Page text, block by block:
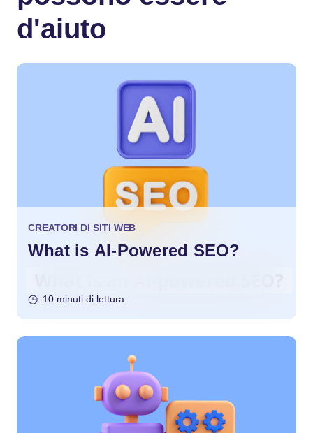
d'aiuto
CREATORI DI SITI WEB
What is AI-Powered SEO?
10 minuti di lettura